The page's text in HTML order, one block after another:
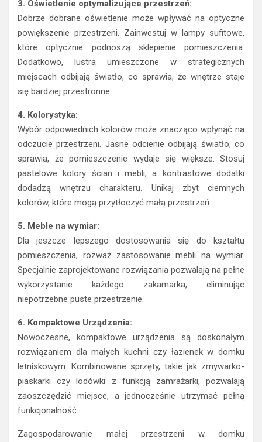
3. Oświetlenie optymalizujące przestrzeń:
Dobrze dobrane oświetlenie może wpływać na optyczne
powiększenie przestrzeni. Zainwestuj w lampy sufitowe,
które optycznie podnoszą sklepienie pomieszczenia.
Dodatkowo, lustra umieszczone w strategicznych
miejscach odbijają światło, co sprawia, że wnętrze staje
się bardziej przestronne.
4. Kolorystyka:
Wybór odpowiednich kolorów może znacząco wpłynąć na
odczucie przestrzeni. Jasne odcienie odbijają światło, co
sprawia, że pomieszczenie wydaje się większe. Stosuj
pastelowe kolory ścian i mebli, a kontrastowe dodatki
dodadzą wnętrzu charakteru. Unikaj zbyt ciemnych
kolorów, które mogą przytłoczyć małą przestrzeń.
5. Meble na wymiar:
Dla jeszcze lepszego dostosowania się do kształtu
pomieszczenia, rozważ zastosowanie mebli na wymiar.
Specjalnie zaprojektowane rozwiązania pozwalają na pełne
wykorzystanie każdego zakamarka, eliminując
niepotrzebne puste przestrzenie.
6. Kompaktowe Urządzenia:
Nowoczesne, kompaktowe urządzenia są doskonałym
rozwiązaniem dla małych kuchni czy łazienek w domku
letniskowym. Kombinowane sprzęty, takie jak zmywarko-
piaskarki czy lodówki z funkcją zamrażarki, pozwalają
zaoszczędzić miejsce, a jednocześnie utrzymać pełną
funkcjonalność.
Zagospodarowanie małej przestrzeni w domku